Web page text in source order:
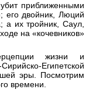
приближенными
его двойник, Люций
а их тройник, Саул,
на «кочевников»
жизни и
Египетской
эры. Посмотрим
времени.